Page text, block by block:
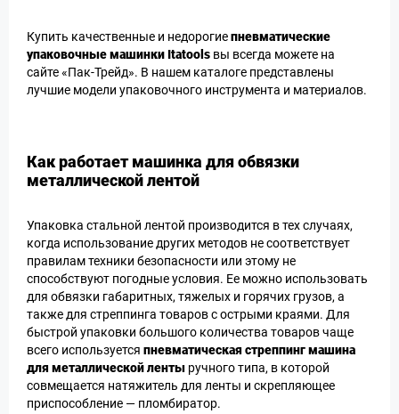
Купить качественные и недорогиепневматические
упаковочные машинки Itatools вы всегда можете на
сайте «Пак-Трейд». В нашем каталоге представлены
лучшие модели упаковочного инструмента и материалов.
Как работает машинка для обвязки
металлической лентой
Упаковка стальной лентой производится в тех случаях,
когда использование других методов не соответствует
правилам техники безопасности или этому не
способствуют погодные условия. Ее можно использовать
для обвязки габаритных, тяжелых и горячих грузов, а
также для стреппинга товаров с острыми краями. Для
быстрой упаковки большого количества товаров чаще
всего используется пневматическая стреппинг машина
для металлической ленты ручного типа, в которой
совмещается натяжитель для ленты и скрепляющее
приспособление — пломбиратор.